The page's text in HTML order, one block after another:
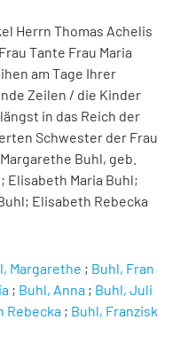
Herrn Thomas Achelis
Tante Frau Maria
am Tage Ihrer
Zeilen / die Kinder
in das Reich der
Schwester der Frau
Buhl, geb.
Elisabeth Maria Buhl;
Elisabeth Rebecka
Margarethe ; Buhl, Fran
; Buhl, Anna ; Buhl, Juli
Rebecka ; Buhl, Franzisk